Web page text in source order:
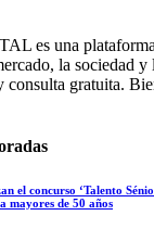
es una
la sociedad y
consulta gratuita.
el concurso ‘Talento
mayores de 50 años